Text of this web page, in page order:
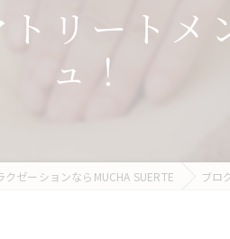
リート
ュ！
ゼーションならMUCHA SUERTE ブロ